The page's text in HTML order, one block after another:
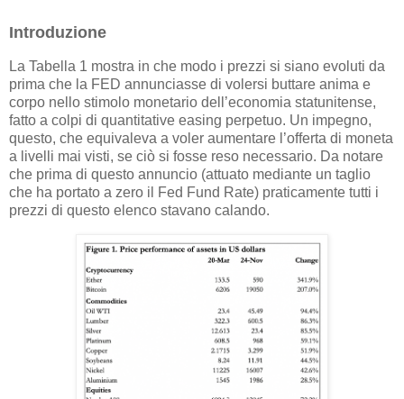
Introduzione
La Tabella 1 mostra in che modo i prezzi si siano evoluti da
prima che la FED annunciasse di volersi buttare anima e
corpo nello stimolo monetario dell’economia statunitense,
fatto a colpi di quantitative easing perpetuo. Un impegno,
questo, che equivaleva a voler aumentare l’offerta di moneta
a livelli mai visti, se ciò si fosse reso necessario. Da notare
che prima di questo annuncio (attuato mediante un taglio
che ha portato a zero il Fed Fund Rate) praticamente tutti i
prezzi di questo elenco stavano calando.